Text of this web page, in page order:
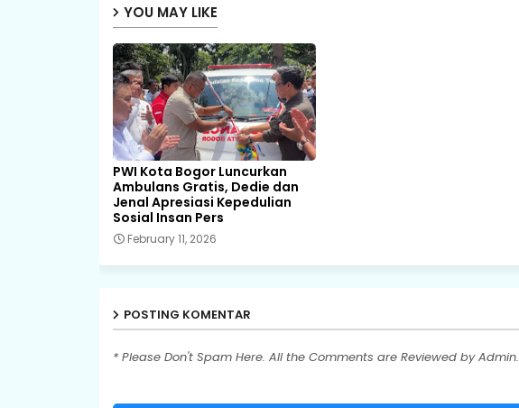
YOU MAY LIKE
PWI Kota Bogor Luncurkan
Ambulans Gratis, Dedie dan
Jenal Apresiasi Kepedulian
Sosial Insan Pers
February 11, 2026
POSTING KOMENTAR
* Please Don't Spam Here. All the Comments are Reviewed by Admin.